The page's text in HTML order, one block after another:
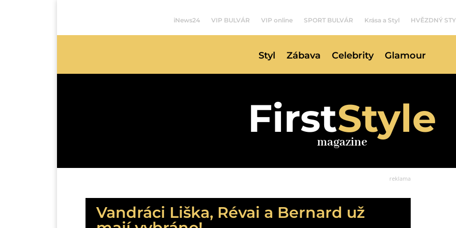
iNews24 VIP BULVÁR VIP online SPORT BULVÁR Krása a Styl HVĚZDNÝ
Styl Zábava Celebrity Glamour
FirstStyle
magazine
reklama
Vandráci Liška, Révai a Bernard už